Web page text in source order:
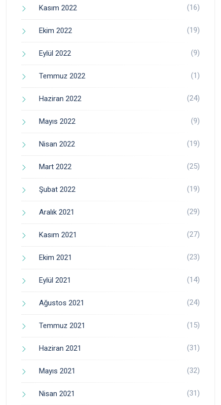
Kasım 2022 (16)
Ekim 2022 (19)
Eylül 2022 (9)
Temmuz 2022 (1)
Haziran 2022 (24)
Mayıs 2022 (9)
Nisan 2022 (19)
Mart 2022 (25)
Şubat 2022 (19)
Aralık 2021 (29)
Kasım 2021 (27)
Ekim 2021 (23)
Eylül 2021 (14)
Ağustos 2021 (24)
Temmuz 2021 (15)
Haziran 2021 (31)
Mayıs 2021 (32)
Nisan 2021 (31)